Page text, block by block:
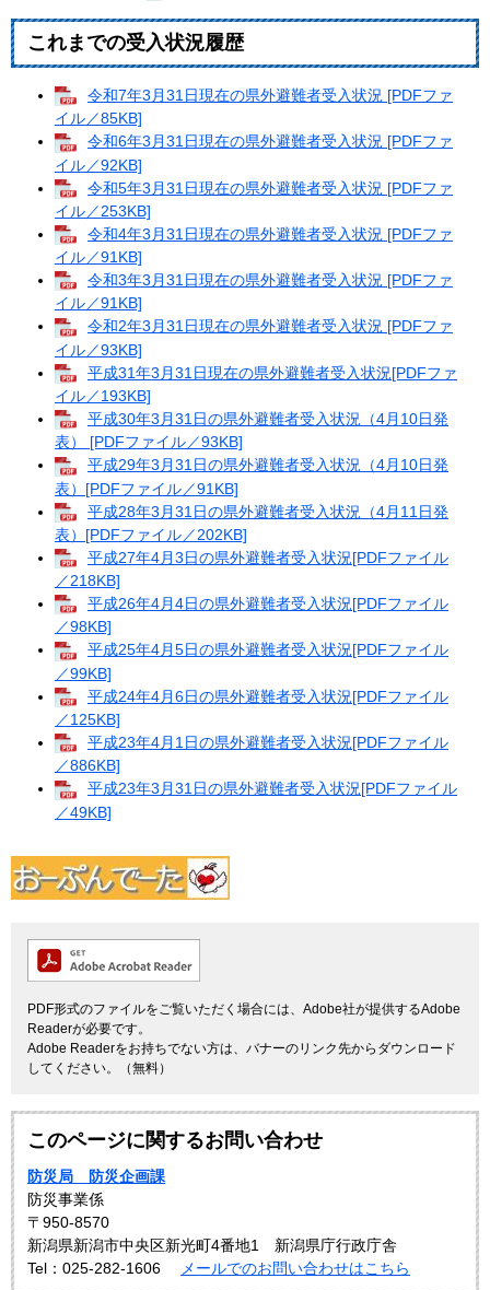
これまでの受入状況履歴
令和7年3月31日現在の県外避難者受入状況 [PDFファ
イル／85KB]
令和6年3月31日現在の県外避難者受入状況 [PDFファ
イル／92KB]
令和5年3月31日現在の県外避難者受入状況 [PDFファ
イル／253KB]
令和4年3月31日現在の県外避難者受入状況 [PDFファ
イル／91KB]
令和3年3月31日現在の県外避難者受入状況 [PDFファ
イル／91KB]
令和2年3月31日現在の県外避難者受入状況 [PDFファ
イル／93KB]
平成31年3月31日現在の県外避難者受入状況[PDFファ
イル／193KB]
平成30年3月31日の県外避難者受入状況（4月10日発
表） [PDFファイル／93KB]
平成29年3月31日の県外避難者受入状況（4月10日発
表）[PDFファイル／91KB]
平成28年3月31日の県外避難者受入状況（4月11日発
表）[PDFファイル／202KB]
平成27年4月3日の県外避難者受入状況[PDFファイル
／218KB]
平成26年4月4日の県外避難者受入状況[PDFファイル
／98KB]
平成25年4月5日の県外避難者受入状況[PDFファイル
／99KB]
平成24年4月6日の県外避難者受入状況[PDFファイル
／125KB]
平成23年4月1日の県外避難者受入状況[PDFファイル
／886KB]
平成23年3月31日の県外避難者受入状況[PDFファイル
／49KB]
PDF形式のファイルをご覧いただく場合には、Adobe社が提供するAdobe
Readerが必要です。
Adobe Readerをお持ちでない方は、バナーのリンク先からダウンロード
してください。（無料）
このページに関するお問い合わせ
防災局 防災企画課
防災事業係
〒950-8570
新潟県新潟市中央区新光町4番地1 新潟県庁行政庁舎
Tel：025-282-1606
メールでのお問い合わせはこちら